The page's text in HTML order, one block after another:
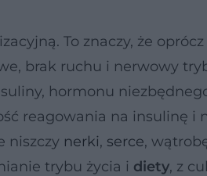
To znaczy, że
brak ruchu i nerwowy
hormonu
reagowania na insulinę i
niszczy nerki, serce,
trybu życia i diety, z